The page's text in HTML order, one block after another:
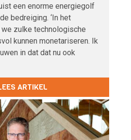
een enorme energiegolf
bedreiging. ‘In het
zulke technologische
kunnen monetariseren. Ik
in dat dat nu ook
ARTIKEL